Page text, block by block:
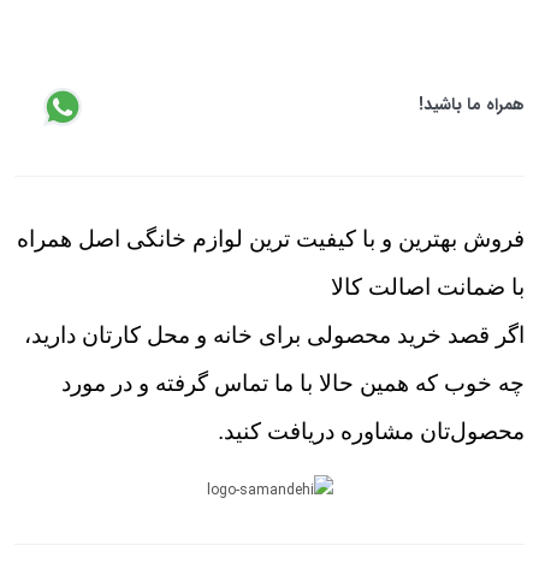
همراه ما باشید!
فروش بهترین و با کیفیت ترین لوازم خانگی اصل همراه
با ضمانت اصالت کالا
اگر قصد خرید محصولی برای خانه و محل کارتان دارید،
چه خوب که همین حالا با ما تماس گرفته و در مورد
محصول‌تان مشاوره دریافت کنید.